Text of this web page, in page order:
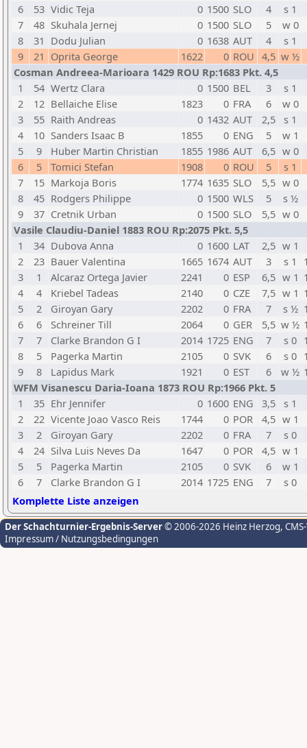
6
53 Vidic Teja 0 1500 SLO 4
s 1
7
48 Skuhala Jernej 0 1500 SLO 5
w 0
8
31 Dodu Julian 0 1638 AUT 4
s 1
9
21 Oprita George 1622 0 ROU 4,5 w ½
Cosman Andreea-Marioara 1429 ROU Rp:1683 Pkt. 4,5
1
54 Wertz Clara 0 1500 BEL 3
s 1
2
12 Bellaiche Elise 1823 0 FRA 6
w 0
3
55 Raith Andreas 0 1432 AUT 2,5
s 1
4
10 Sanders Isaac B 1855 0 ENG 5
w 1
5
9 Huber Martin Christian 1855 1986 AUT 6,5 w 0
6
5 Tomici Stefan 1908 0 ROU 5
s 1
7
15 Markoja Boris 1774 1635 SLO 5,5 w 0
8
45 Rodgers Philippe 0 1500 WLS 5
s ½
9
37 Cretnik Urban 0 1500 SLO 5,5 w 0
Vasile Claudiu-Daniel 1883 ROU Rp:2075 Pkt. 5,5
1
34 Dubova Anna 0 1600 LAT 2,5 w 1
2
23 Bauer Valentina 1665 1674 AUT 3 s 1
3
1 Alcaraz Ortega Javier 2241 0 ESP 6,5 w 1
4
4 Kriebel Tadeas 2140 0 CZE 7,5 w 1
5
2 Giroyan Gary 2202 0 FRA 7 s ½
6
6 Schreiner Till 2064 0 GER 5,5 w ½
7
7 Clarke Brandon G I 2014 1725 ENG 7 s 0
8
5 Pagerka Martin 2105 0 SVK 6 s 0
9
8 Lapidus Mark 1921 0 EST 6 w ½
WFM Visanescu Daria-Ioana 1873 ROU Rp:1966 Pkt. 5
1
35 Ehr Jennifer 0 1600 ENG 3,5
s 1
2
22 Vicente Joao Vasco Reis 1744 0 POR 4,5 w 1
3
2 Giroyan Gary 2202 0 FRA 7
s 0
4
24 Silva Luis Neves Da 1647 0 POR 4,5 w 1
5
5 Pagerka Martin 2105 0 SVK 6
w 1
6
7 Clarke Brandon G I 2014 1725 ENG 7
s 0
Komplette Liste anzeigen
Der Schachturnier-Ergebnis-Server© 2006-2026 Heinz Herzog,
Impressum / Nutzungsbedingungen